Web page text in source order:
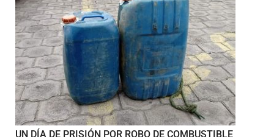
UN DÍA DE PRISIÓN POR ROBO DE COMBUSTIBLE